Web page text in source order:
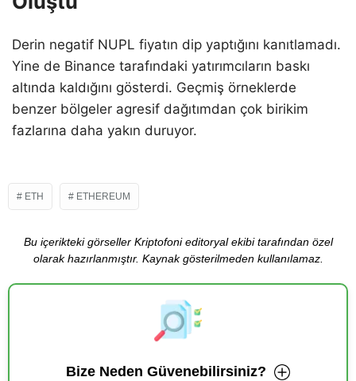
Derin negatif NUPL fiyatın dip yaptığını kanıtlamadı.
Yine de Binance tarafındaki yatırımcıların baskı
altında kaldığını gösterdi. Geçmiş örneklerde
benzer bölgeler agresif dağıtımdan çok birikim
fazlarına daha yakın duruyor.
ETH ETHEREUM
Bu içerikteki görseller Kriptofoni editoryal ekibi tarafından özel
olarak hazırlanmıştır. Kaynak gösterilmeden kullanılamaz.
Bize Neden Güvenebilirsiniz?